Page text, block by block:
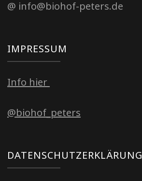
@ info@biohof-peters.de
IMPRESSUM
Info hier
@biohof_peters
DATENSCHUTZERKLÄRUNG